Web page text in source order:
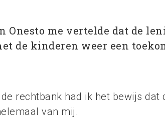
Onesto me vertelde dat de
de kinderen weer een
rechtbank had ik het bewijs
van mij.